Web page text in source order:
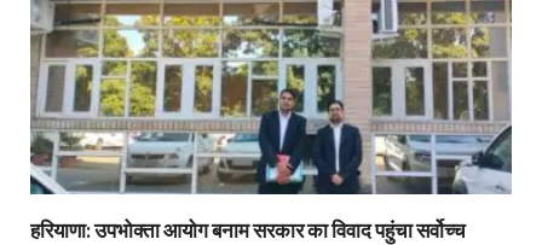
हरियाणा: उपभोक्ता आयोग बनाम सरकार का विवाद पहुंचा सर्वोच्च